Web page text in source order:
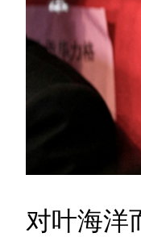
对叶海洋